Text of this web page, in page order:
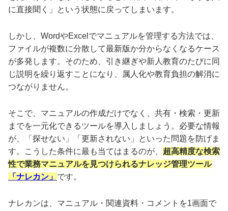
に直接聞く」という状態に戻ってしまいます。
しかし、WordやExcelでマニュアルを管理する方法では、
ファイルが複数に分散して最新版か分からなくなるケース
が多発します。そのため、引き継ぎや新人教育のたびに同
じ説明を繰り返すことになり、属人化や教育負担の解消に
つながりません。
そこで、マニュアルの作成だけでなく、共有・検索・更新
までを一元化できるツールを導入しましょう。必要な情報
が、「探せない」「更新されない」といった問題を防げま
す。こうした条件に最も当てはまるのが、 超高精度な検索
性で業務マニュアルを見つけられるナレッジ管理ツール
「ナレカン」 です。
ナレカンは、マニュアル・関連資料・コメントを1画面で